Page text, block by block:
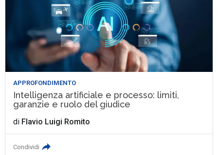
APPROFONDIMENTO
Intelligenza artificiale e processo: limiti,
garanzie e ruolo del giudice
di Flavio Luigi Romito
Condividi